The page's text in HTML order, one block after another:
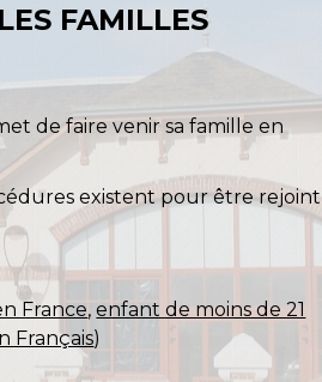
FAMILLES
de faire venir sa famille en
existent pour être rejoint
France,enfant de moins de 21
Français)